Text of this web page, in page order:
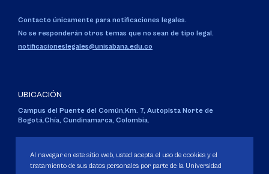
Contacto únicamente para notificaciones legales.
No se responderán otros temas que no sean de tipo legal.
notificacioneslegales@unisabana.edu.co
UBICACIÓN
Campus del Puente del Común,Km. 7, Autopista Norte de
Bogotá.Chía, Cundinamarca, Colombia.
Personería Jurídica:Resolución 130 del 14 de enero de 1980.
Ministerio de Educación Nacional.
Al navegar en este sitio web, usted acepta el uso de cookies y el
tratamiento de sus datos personales por parte de la Universidad